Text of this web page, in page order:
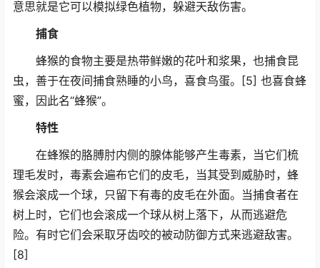
意思就是它可以模拟绿色植物，躲避天敌伤害。
捕食
蜂猴的食物主要是热带鲜嫩的花叶和浆果，也捕食昆
虫，善于在夜间捕食熟睡的小鸟，喜食鸟蛋。[5] 也喜食蜂
蜜，因此名“蜂猴”。
特性
在蜂猴的胳膊肘内侧的腺体能够产生毒素，当它们梳
理毛发时，毒素会遍布它们的皮毛，当其受到威胁时，蜂
猴会滚成一个球，只留下有毒的皮毛在外面。当捕食者在
树上时，它们也会滚成一个球从树上落下，从而逃避危
险。有时它们会采取牙齿咬的被动防御方式来逃避敌害。
[8]